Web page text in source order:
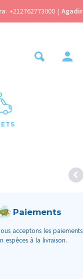
: +212762773000 | Agadir
Paiements
acceptons les paiements
espèces à la livraison.